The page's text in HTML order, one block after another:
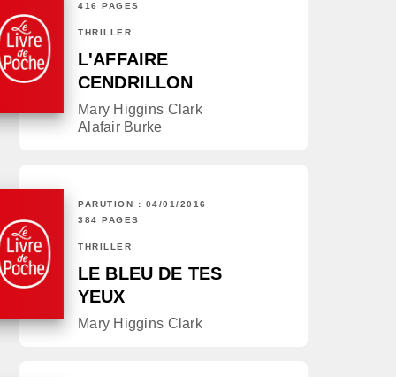
416 PAGES
THRILLER
L'AFFAIRE
CENDRILLON
Mary Higgins Clark
Alafair Burke
PARUTION : 04/01/2016
384 PAGES
THRILLER
LE BLEU DE TES
YEUX
Mary Higgins Clark